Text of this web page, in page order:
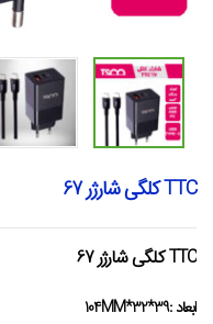
TTC کلگی شارژر 67
TTC کلگی شارژر 67
ابعاد :39*32*104MM